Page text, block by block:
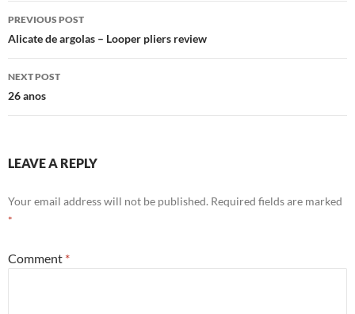
Post
navigation
PREVIOUS POST
Alicate de argolas – Looper pliers review
NEXT POST
26 anos
LEAVE A REPLY
Your email address will not be published. Required fields are marked
*
Comment *